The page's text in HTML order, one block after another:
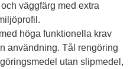
väggfärg med extra
höga funktionella krav
användning. Tål rengöring
utan slipmedel,